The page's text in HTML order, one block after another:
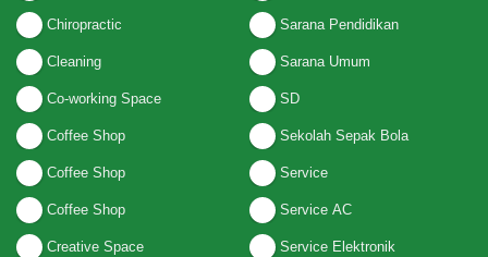
Chiropractic
Cleaning
Co-working Space
Coffee Shop
Coffee Shop
Coffee Shop
Creative Space
Sarana Pendidikan
Sarana Umum
SD
Sekolah Sepak Bola
Service
Service AC
Service Elektronik